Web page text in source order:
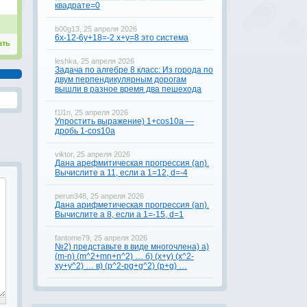
квадрате=0
b00g13, 25 апреля 2026
6x-12-6y+18=-2 x+y=8 это система
leshka, 25 апреля 2026
Задача по алгебре 8 класс: Из города по
двум перпендикулярным дорогам
вышли в разное время два пешехода
f1l1n, 25 апреля 2026
Упростить выражение) 1+cos10a —
дробь 1-cos10a
viktor, 25 апреля 2026
Дана арефмитическая прогрессия (аn).
Вычислите а 11, если а 1=12, d=-4
perun348, 25 апреля 2026
Дана арифметическая прогрессия (аn).
Вычислите а 8, если а 1=-15, d=1
fantome79, 25 апреля 2026
№2) представьте в виде многочлена) а)
(m-n) (m^2+mn+n^2) … б) (x+y) (x^2-
xy+y^2) … в) (p^2-pg+g^2) (p+g) …